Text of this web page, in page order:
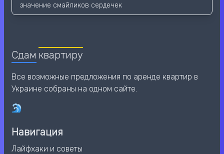
значение смайликов сердечек
Сдам квартиру
Все возможные предложения по аренде квартир в
Украине собраны на одном сайте.
Навигация
Лайфхаки и советы